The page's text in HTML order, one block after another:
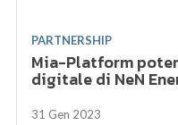
PARTNERSHIP
Mia-Platform
digitale di NeN
31 Gen 2023